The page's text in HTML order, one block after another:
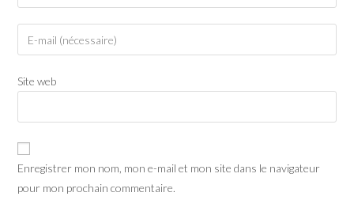
Site web
Enregistrer mon nom, mon e-mail et mon site dans le navigateur
pour mon prochain commentaire.